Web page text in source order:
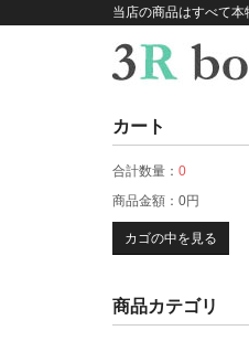
当店の商品はすべて本
カート
合計数量： 0
商品金額： 0円
カゴの中を見る
商品カテゴリ